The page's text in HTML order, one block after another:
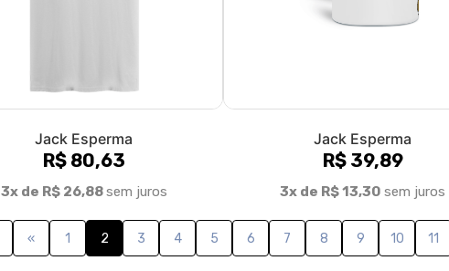
Jack Esperma
R$ 80,63
3x de R$ 26,88sem juros
Jack Esperma
R$ 39,89
3x de R$ 13,30 sem juros
« 1 2 3 4 5 6 7 8 9 10 11